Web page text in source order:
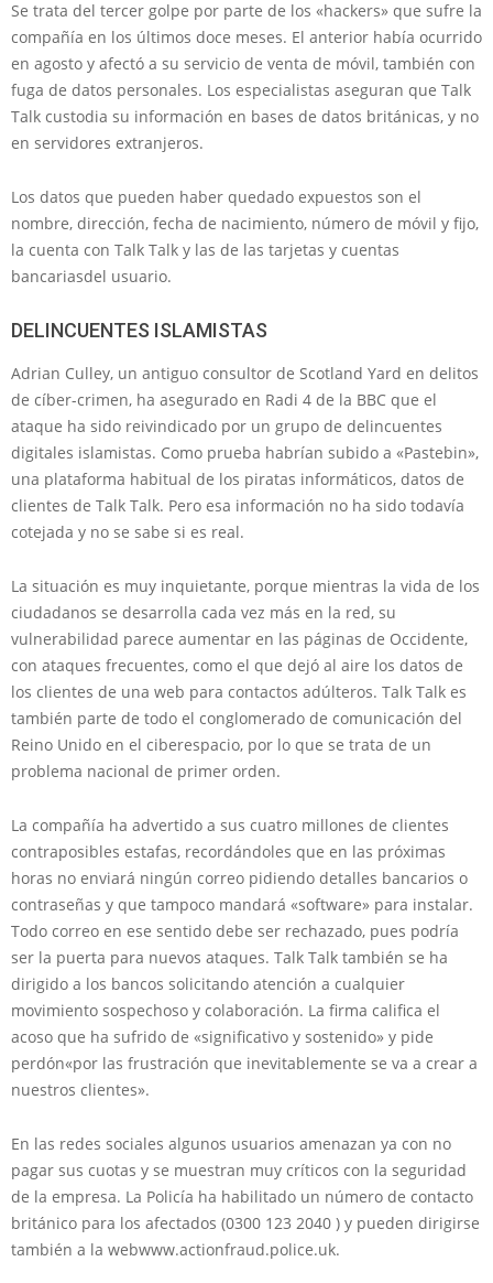
Se trata del tercer golpe por parte de los «hackers» que sufre la
compañía en los últimos doce meses. El anterior había ocurrido
en agosto y afectó a su servicio de venta de móvil, también con
fuga de datos personales. Los especialistas aseguran que Talk
Talk custodia su información en bases de datos británicas, y no
en servidores extranjeros.
Los datos que pueden haber quedado expuestos son el
nombre, dirección, fecha de nacimiento, número de móvil y fijo,
la cuenta con Talk Talk y las de las tarjetas y cuentas
bancariasdel usuario.
DELINCUENTES ISLAMISTAS
Adrian Culley, un antiguo consultor de Scotland Yard en delitos
de cíber-crimen, ha asegurado en Radi 4 de la BBC que el
ataque ha sido reivindicado por un grupo de delincuentes
digitales islamistas. Como prueba habrían subido a «Pastebin»,
una plataforma habitual de los piratas informáticos, datos de
clientes de Talk Talk. Pero esa información no ha sido todavía
cotejada y no se sabe si es real.
La situación es muy inquietante, porque mientras la vida de los
ciudadanos se desarrolla cada vez más en la red, su
vulnerabilidad parece aumentar en las páginas de Occidente,
con ataques frecuentes, como el que dejó al aire los datos de
los clientes de una web para contactos adúlteros. Talk Talk es
también parte de todo el conglomerado de comunicación del
Reino Unido en el ciberespacio, por lo que se trata de un
problema nacional de primer orden.
La compañía ha advertido a sus cuatro millones de clientes
contraposibles estafas, recordándoles que en las próximas
horas no enviará ningún correo pidiendo detalles bancarios o
contraseñas y que tampoco mandará «software» para instalar.
Todo correo en ese sentido debe ser rechazado, pues podría
ser la puerta para nuevos ataques. Talk Talk también se ha
dirigido a los bancos solicitando atención a cualquier
movimiento sospechoso y colaboración. La firma califica el
acoso que ha sufrido de «significativo y sostenido» y pide
perdón«por las frustración que inevitablemente se va a crear a
nuestros clientes».
En las redes sociales algunos usuarios amenazan ya con no
pagar sus cuotas y se muestran muy críticos con la seguridad
de la empresa. La Policía ha habilitado un número de contacto
británico para los afectados (0300 123 2040 ) y pueden dirigirse
también a la webwww.actionfraud.police.uk.